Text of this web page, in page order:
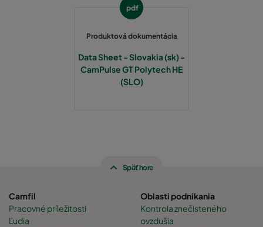
pdf
Produktová dokumentácia
Data Sheet - Slovakia (sk) -
CamPulse GT Polytech HE
(SLO)
Späť hore
Camfil
Pracovné príležitosti
Ľudia
Oblasti podnikania
Kontrola znečisteného
ovzdušia